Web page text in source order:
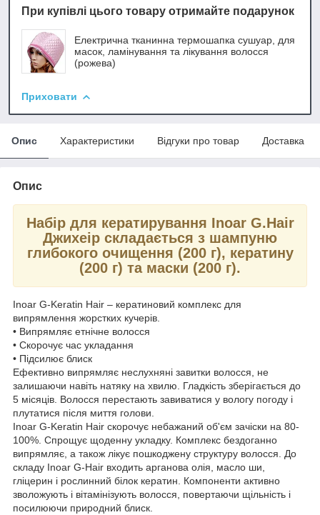
При купівлі цього товару отримайте подарунок
Електрична тканинна термошапка сушуар, для
масок, ламінування та лікування волосся
(рожева)
Приховати
Опис Характеристики Відгуки про товар Доставка
Опис
Набір для кератирування Inoar G.Hair
Джихеір складається з шампуню
глибокого очищення (200 г), кератину
(200 г) та маски (200 г).
Inoar G-Keratin Hair – кератиновий комплекс для
випрямлення жорстких кучерів.
• Випрямляє етнічне волосся
• Скорочує час укладання
• Підсилює блиск
Ефективно випрямляє неслухняні завитки волосся, не
залишаючи навіть натяку на хвилю. Гладкість зберігається до
5 місяців. Волосся перестають завиватися у вологу погоду і
плутатися після миття голови.
Inoar G-Keratin Hair скорочує небажаний об'єм зачіски на 80-
100%. Спрощує щоденну укладку. Комплекс бездоганно
випрямляє, а також лікує пошкоджену структуру волосся. До
складу Inoar G-Hair входить арганова олія, масло ши,
глiцeрин і рослинний білок кератин. Компоненти активно
зволожують і вітамінізують волосся, повертаючи щільність і
посилюючи природний блиск.